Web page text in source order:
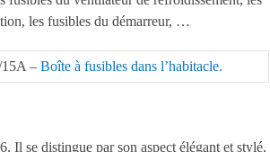
les fusibles du démarreur, …
15A – Boîte à fusibles dans l’habitacle.
Il se distingue par son aspect élégant et stylé,